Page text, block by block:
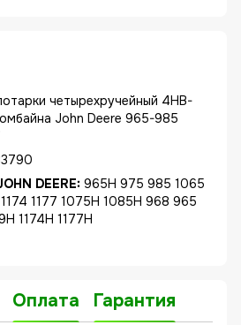
четырехручейный 4HB-
John Deere 965-985
DEERE: 965H 975 985 1065
1177 1075H 1085H 968 965
1174H 1177H
Оплата Гарантия